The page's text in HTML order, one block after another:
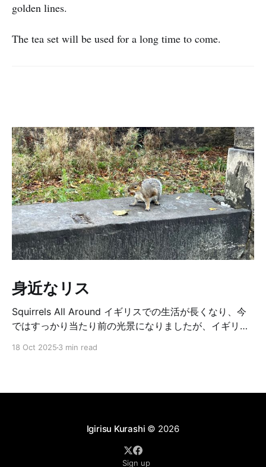
golden lines.
The tea set will be used for a long time to come.
身近なリス
Squirrels All Around イギリスでの生活が長くなり、今
ではすっかり当たり前の光景になりましたが、イギリス
たどんぐりの芽が出ているのを見つけて、思わずほっこ
在で、私の好きな小動物のひとつです。最近では、娘も
18 Oct 2025 3 min read
Igirisu Kurashi © 2026
Sign up